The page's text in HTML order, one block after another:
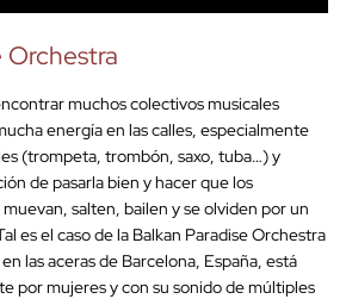
Orchestra
muchos colectivos musicales
energía en las calles, especialmente
(trompeta, trombón, saxo, tuba…) y
de pasarla bien y hacer que los
salten, bailen y se olviden por un
es el caso de la Balkan Paradise Orchestra
las aceras de Barcelona, España, está
por mujeres y con su sonido de múltiples